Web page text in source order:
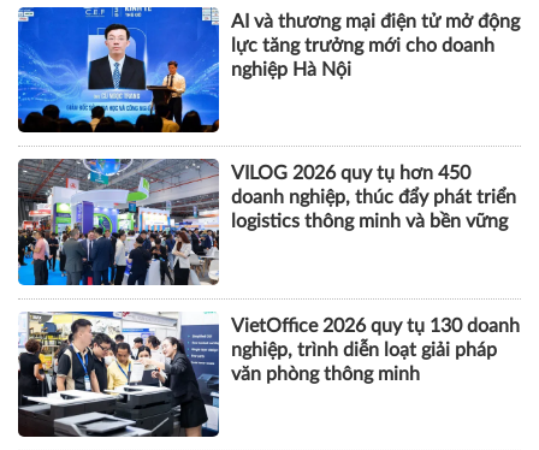
AI và thương mại điện tử mở động
lực tăng trưởng mới cho doanh
nghiệp Hà Nội
VILOG 2026 quy tụ hơn 450
doanh nghiệp, thúc đẩy phát triển
logistics thông minh và bền vững
VietOffice 2026 quy tụ 130 doanh
nghiệp, trình diễn loạt giải pháp
văn phòng thông minh